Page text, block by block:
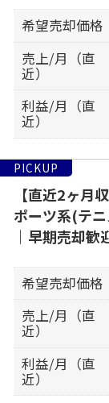
希望売却価格
売上/月（直
近）
利益/月（直
近）
PICKUP
【直近2ヶ月
ポーツ系(テ
｜早期売却
希望売却価格
売上/月（直
近）
利益/月（直
近）